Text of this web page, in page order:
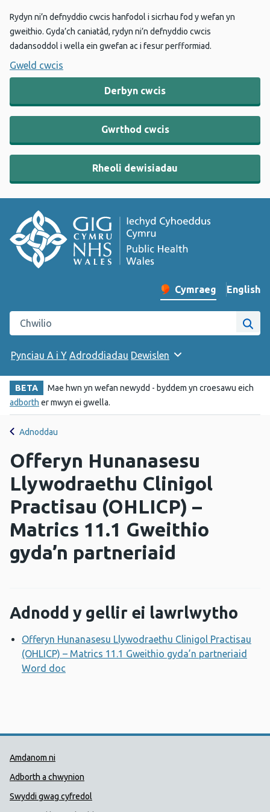
Rydyn ni’n defnyddio cwcis hanfodol i sicrhau fod y wefan yn
gweithio. Gyda’ch caniatâd, rydyn ni’n defnyddio cwcis
dadansoddol i wella ein gwefan ac i fesur perfformiad.
Gweld cwcis
Derbyn cwcis
Gwrthod cwcis
Rheoli dewisiadau
Newid iaith y wefan
Cymraeg English
–
Chwilio gwefan Iechyd Cyhoeddus Cymru
Pynciau A i Y Adroddiadau Dewislen
BETA
Mae hwn yn wefan newydd - byddem yn croesawu eich
adborth er mwyn ei gwella.
Adnoddau
Offeryn Hunanasesu
Llywodraethu Clinigol
Practisau (OHLICP) –
Matrics 11.1 Gweithio
gyda’n partneriaid
Adnodd y gellir ei lawrlwytho
Offeryn Hunanasesu Llywodraethu Clinigol Practisau
(OHLICP) – Matrics 11.1 Gweithio gyda’n partneriaid
Word doc
Dolenni Cymorth Iechyd
Amdanom ni
Adborth a chwynion
Swyddi gwag cyfredol